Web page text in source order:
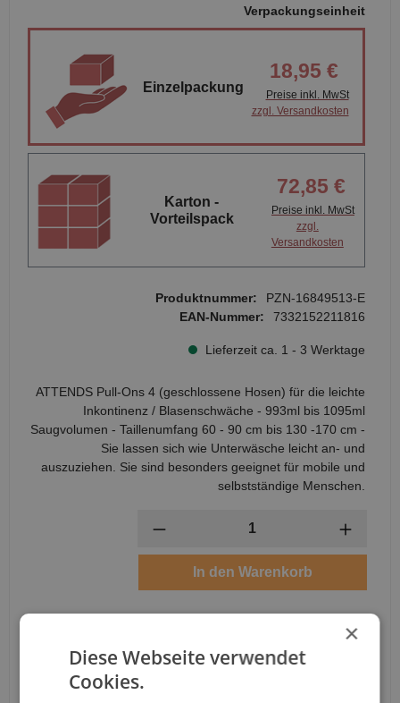
Produktnummer:
PZN-16849513-E
EAN-Nummer:
7332152211816
Lieferzeit ca. 1 - 3 Werktage
ATTENDS Pull-Ons 4 (geschlossene Hosen) für die leichte
Inkontinenz / Blasenschwäche - 993ml bis 1095ml
Saugvolumen - Taillenumfang 60 - 90 cm bis 130 -170 cm -
Sie lassen sich wie Unterwäsche leicht an- und
auszuziehen. Sie sind besonders geeignet für mobile und
selbstständige Menschen.
Verpackungseinheit
Einzelpackung
18,95 €
Preise inkl. MwSt
zzgl. Versandkosten
Karton -
Vorteilspack
72,85 €
Preise inkl. MwSt
zzgl.
Versandkosten
In den Warenkorb
×
Diese Webseite verwendet
Cookies.